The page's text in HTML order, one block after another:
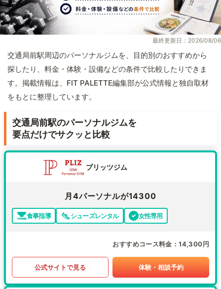
最終更新日：2026/08/06
交通局前駅周辺のパーソナルジムを、目的別のおすすめから
探したり、料金・体験・設備などの条件で比較したりできま
す。掲載情報は、FIT PALETTE編集部が公式情報と独自取材
をもとに整理しています。
交通局前駅のパーソナルジムを
要点だけでサクッと比較
プリッツジム
月4パーソナルが14300
食事指導 シューズレンタル 女性専用
おすすめコース料金 14,300円
公式サイトで見る 体験・相談予約